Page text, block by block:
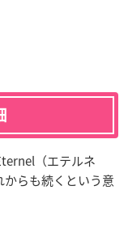
（エテルネ
らも続くという意